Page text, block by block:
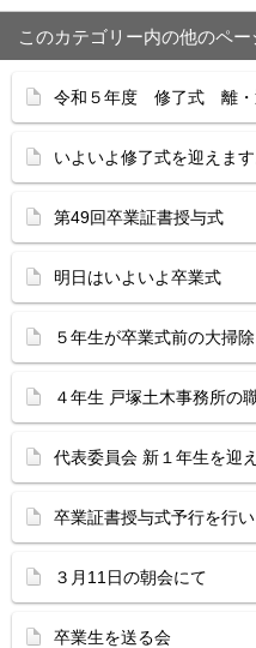
このカテゴリー内の他のペー
令和５年度 修了式 離・
いよいよ修了式を迎えます
第49回卒業証書授与式
明日はいよいよ卒業式
５年生が卒業式前の大掃除
４年生 戸塚土木事務所の
代表委員会 新１年生を迎
卒業証書授与式予行を行
３月11日の朝会にて
卒業生を送る会